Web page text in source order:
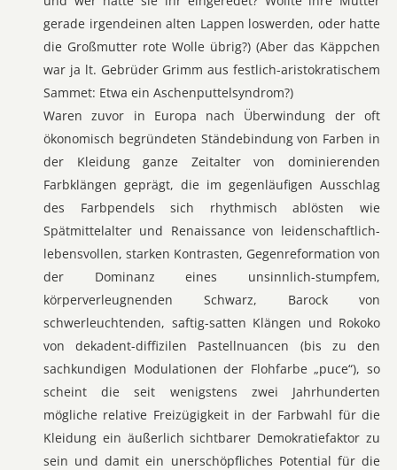
gerade irgendeinen alten Lappen loswerden, oder hatte
die Großmutter rote Wolle übrig?) (Aber das Käppchen
war ja lt. Gebrüder Grimm aus festlich-aristokratischem
Sammet: Etwa ein Aschenputtelsyndrom?)
Waren zuvor in Europa nach Überwindung der oft
ökonomisch begründeten Ständebindung von Farben in
der Kleidung ganze Zeitalter von dominierenden
Farbklängen geprägt, die im gegenläufigen Ausschlag
des Farbpendels sich rhythmisch ablösten wie
Spätmittelalter und Renaissance von leidenschaftlich-
lebensvollen, starken Kontrasten, Gegenreformation von
der Dominanz eines unsinnlich-stumpfem,
körperverleugnenden Schwarz, Barock von
schwerleuchtenden, saftig-satten Klängen und Rokoko
von dekadent-diffizilen Pastellnuancen (bis zu den
sachkundigen Modulationen der Flohfarbe „puce“), so
scheint die seit wenigstens zwei Jahrhunderten
mögliche relative Freizügigkeit in der Farbwahl für die
Kleidung ein äußerlich sichtbarer Demokratiefaktor zu
sein und damit ein unerschöpfliches Potential für die